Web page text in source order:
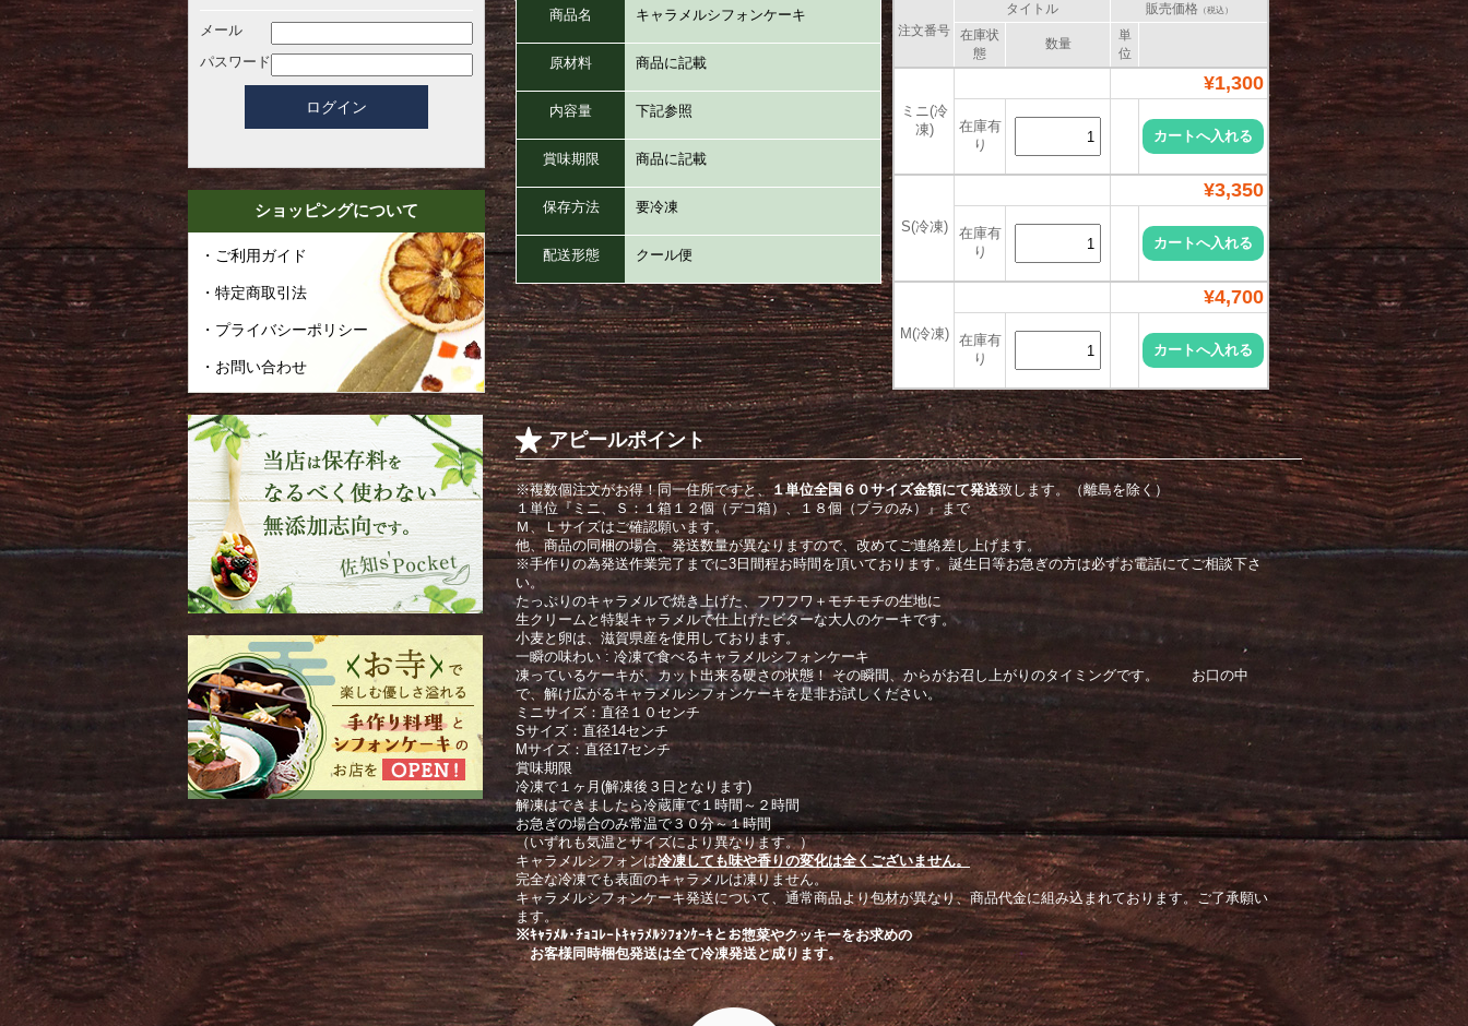
商品名 キャラメルシフォンケーキ
原材料 商品に記載
内容量 下記参照
賞味期限 商品に記載
保存方法 要冷凍
配送形態 クール便
注文番号
タイトル 販売価格 （税込）
在庫状
態
数量
単
位
ミニ(冷
凍)
¥1,300
在庫有
り
S(冷凍)
¥3,350
在庫有
り
M(冷凍)
¥4,700
在庫有
り
アピールポイント
※複数個注文がお得！同一住所ですと、１単位全国６０サイズ金額にて発送致します。（離島を除く）
１単位『ミニ、Ｓ：１箱１２個（デコ箱）、１８個（プラのみ）』まで
Ｍ、Ｌサイズはご確認願います。
他、商品の同梱の場合、発送数量が異なりますので、改めてご連絡差し上げます。
※手作りの為発送作業完了までに3日間程お時間を頂いております。誕生日等お急ぎの方は必ずお電話にてご相談下さ
い。
たっぷりのキャラメルで焼き上げた、フワフワ＋モチモチの生地に
生クリームと特製キャラメルで仕上げたビターな大人のケーキです。
小麦と卵は、滋賀県産を使用しております。
一瞬の味わい : 冷凍で食べるキャラメルシフォンケーキ
凍っているケーキが、カット出来る硬さの状態！ その瞬間、からがお召し上がりのタイミングです。 お口の中
で、解け広がるキャラメルシフォンケーキを是非お試しください。
ミニサイズ：直径１０センチ
Sサイズ：直径14センチ
Mサイズ：直径17センチ
賞味期限
冷凍で１ヶ月(解凍後３日となります)
解凍はできましたら冷蔵庫で１時間～２時間
お急ぎの場合のみ常温で３０分～１時間
（いずれも気温とサイズにより異なります。）
キャラメルシフォンは冷凍しても味や香りの変化は全くございません。
完全な冷凍でも表面のキャラメルは凍りません。
キャラメルシフォンケーキ発送について、通常商品より包材が異なり、商品代金に組み込まれております。ご了承願い
ます。
※ｷｬﾗﾒﾙ･ﾁｮｺﾚｰﾄｷｬﾗﾒﾙｼﾌｫﾝｹｰｷとお惣菜やクッキーをお求めの
お客様同時梱包発送は全て冷凍発送と成ります。
メール
パスワード
ショッピングについて
・ご利用ガイド
・特定商取引法
・プライバシーポリシー
・お問い合わせ